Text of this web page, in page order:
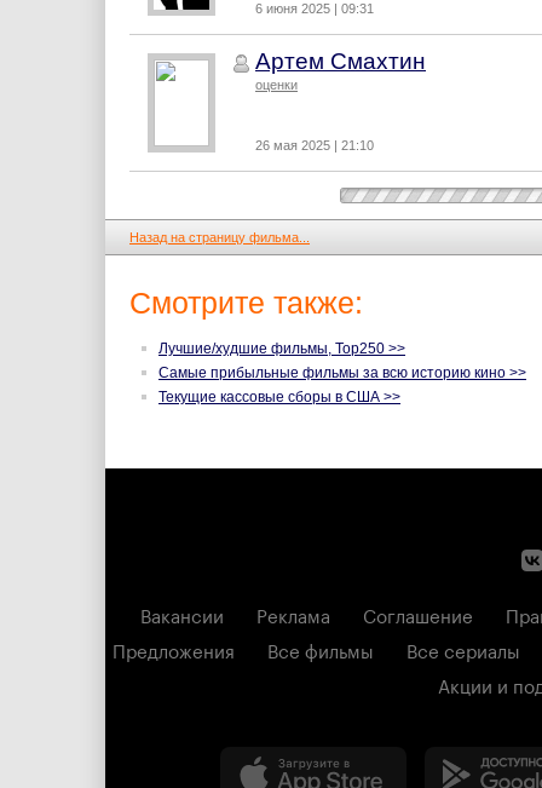
6 июня 2025 | 09:31
Артем Смахтин
оценки
26 мая 2025 | 21:10
Назад на страницу фильма...
Смотрите также:
Лучшие/худшие фильмы, Top250 >>
Самые прибыльные фильмы за всю историю кино >>
Текущие кассовые сборы в США >>
Вакансии Реклама Соглашение
Предложения
Все фильмы
Все сериалы
Акции и